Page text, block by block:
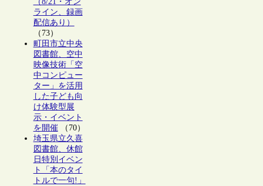
ライン、録画
配信あり）
（73）
町田市立中央
図書館、空中
映像技術「空
中コンピュー
ター」を活用
した子ども向
け体験型展
示・イベント
を開催（70）
埼玉県立久喜
図書館、休館
日特別イベン
ト「本のタイ
トルで一句!」